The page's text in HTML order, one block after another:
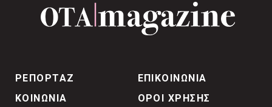
ΡΕΠΟΡΤΑΖ
ΚΟΙΝΩΝΙΑ
ΕΠΙΚΟΙΝΩΝΙΑ
ΟΡΟΙ ΧΡΗΣΗΣ